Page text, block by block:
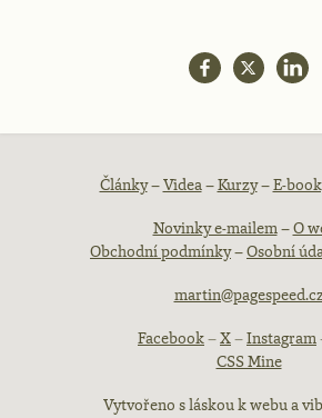
Patička
webu
Články–Videa–Kurzy–E-
Novinky e-mailem–O
Obchodní podmínky–Osobní
Facebook–X–Instagram
CSS Mine
Vytvořeno s láskou k webu a